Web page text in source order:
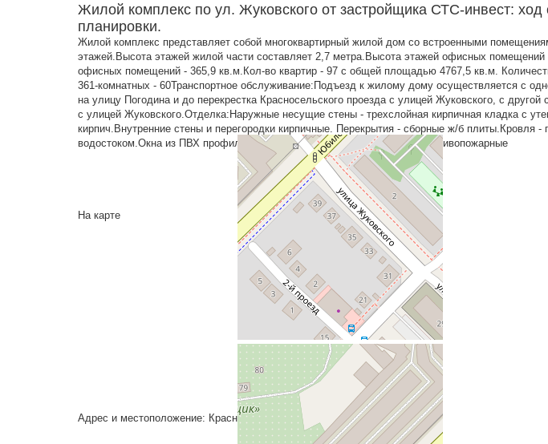
Жилой комплекс по ул. Жуковского от застройщика СТС-инвест: ход
планировки.
Жилой комплекс представляет собой многоквартирный жилой дом со встроенными
этажей.Высота этажей жилой части составляет 2,7 метра.Высота этажей офисных
офисных помещений - 365,9 кв.м.Кол-во квартир - 97 с общей площадью 4767,5 кв.м.
361-комнатных - 60Транспортное обслуживание:Подъезд к жилому дому осуществляется с
на улицу Погодина и до перекрестка Красносельского проезда с улицей Жуковского, с
с улицей Жуковского.Отделка:Наружные несущие стены - трехслойная кирпичная кладка с
кирпич.Внутренние стены и перегородки кирпичные. Перекрытия - сборные ж/б плиты.Кровля -
водостоком.Окна из ПВХ профиля.Двери: наружные - металлические противопожарные
На карте
Адрес и местоположение: Красное село, улица Жуковского, 29